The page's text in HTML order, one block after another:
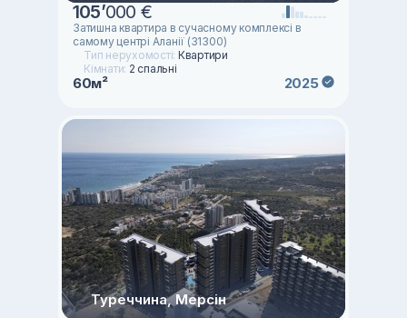
105’000 €
Затишна квартира в сучасному комплексі в
самому центрі Аланії (31300)
Тип нерухомості: Квартири
Кімнати: 2 спальні
60м² 2025
Туреччина, Мерсін